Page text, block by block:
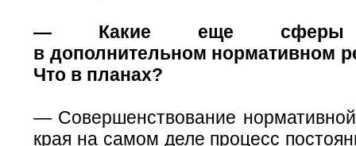
— Какие еще сферы
в дополнительном нормативном
Что в планах?
— Совершенствование
края на самом деле процесс